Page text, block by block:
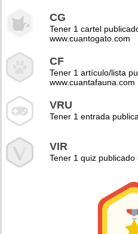
CG
Tener 1 cartel
www.cuantogato.com
CF
Tener 1 artículo/lista
www.cuantafauna.com
VRU
Tener 1 entrada
VIR
Tener 1 quiz publicado